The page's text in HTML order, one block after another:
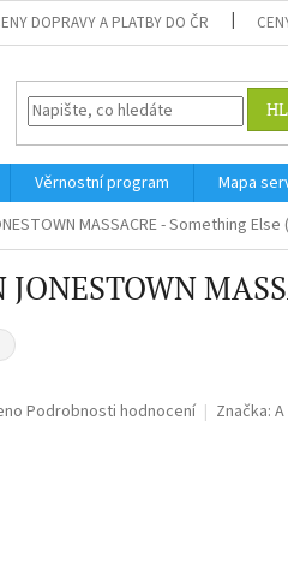
DOPRAVY A PLATBY DO ČR
Věrnostní program Mapa
MASSACRE - Something Else
JONESTOWN
Podrobnosti hodnocení Značka: A